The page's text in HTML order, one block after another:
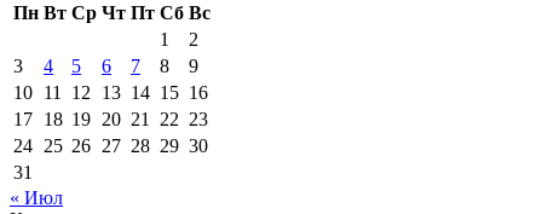
Пн Вт Ср Чт Пт Сб Вс
1
2
3
4 5 6 7 8
9
10 11 12 13 14 15 16
17 18 19 20 21 22 23
24 25 26 27 28 29 30
31
« Июл